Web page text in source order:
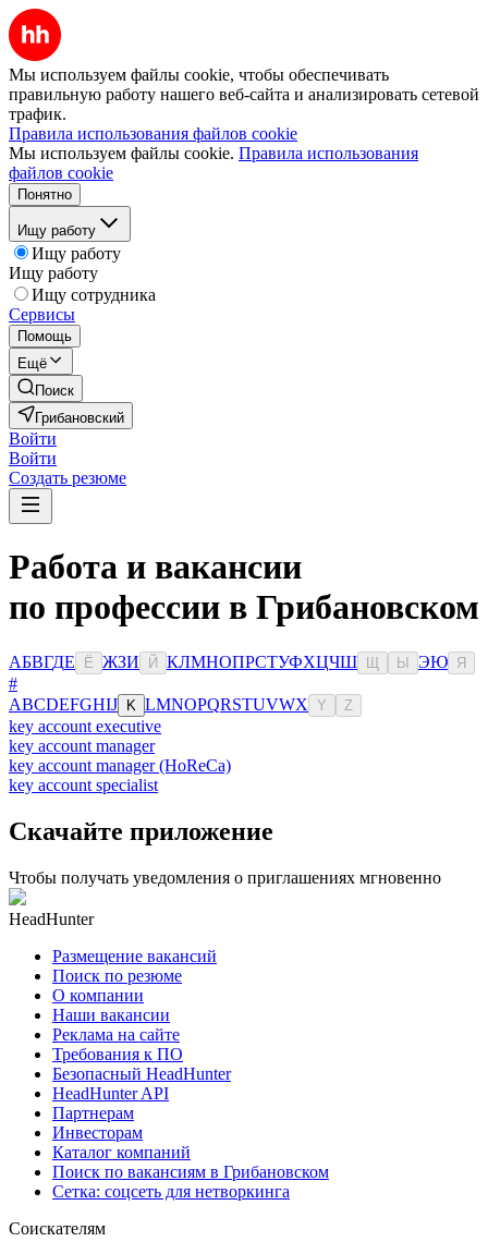
Мы используем файлы cookie, чтобы обеспечивать
правильную работу нашего веб-сайта и анализировать сетевой
трафик.
Правила использования файлов cookie
Мы используем файлы cookie. Правила использования
файлов cookie
Понятно
Ищу работу
Ищу работу
Ищу работу
Ищу сотрудника
Сервисы
Помощь
Ещё
Поиск
Грибановский
Войти
Войти
Создать резюме
Работа и вакансии
по профессии в Грибановском
АБВГДЕ Ё ЖЗИ Й КЛМНОПРСТУФХЦЧШ Ы ЭЮ Я
#
ABCDEFGHIJ K LMNOPQRSTUVWX Y Z
key account executive
key account manager
key account manager (HoReCa)
key account specialist
Скачайте приложение
Чтобы получать уведомления о приглашениях мгновенно
HeadHunter
Размещение вакансий
Поиск по резюме
О компании
Наши вакансии
Реклама на сайте
Требования к ПО
Безопасный HeadHunter
HeadHunter API
Партнерам
Инвесторам
Каталог компаний
Поиск по вакансиям в Грибановском
Сетка: соцсеть для нетворкинга
Соискателям